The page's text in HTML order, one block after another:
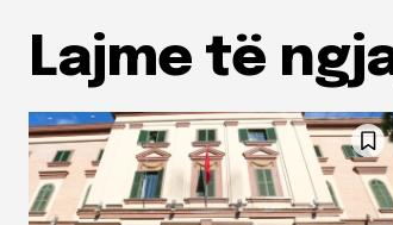
Lajme të